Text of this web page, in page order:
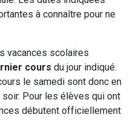
à connaître pour ne
vacances scolaires
cours du jour indiqué.
le samedi sont donc en
Pour les élèves qui ont
débutent officiellement